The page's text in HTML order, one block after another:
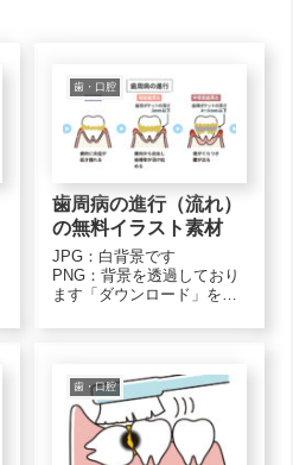
歯・口腔
歯周病の進行（流れ）
の無料イラスト素材
JPG：白背景です
PNG：背景を透過しており
ます「ダウンロード」をク
を付けて保存」で保存して
のイラスト素材歯周病の流
れ-monoJPGダウンロード
歯周病の流れ-monoPNGダ
ウンロード...
歯・口腔